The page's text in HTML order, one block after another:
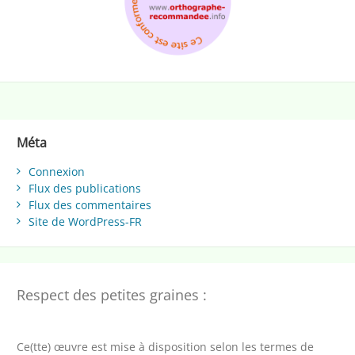
Méta
Connexion
Flux des publications
Flux des commentaires
Site de WordPress-FR
Respect des petites graines :
Ce(tte) œuvre est mise à disposition selon les termes de